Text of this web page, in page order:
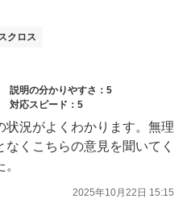
クロス
説明の分かりやすさ：5
対応スピード：5
況がよくわかります。無理
くこちらの意見を聞いてく
2025年10月22日 15:15